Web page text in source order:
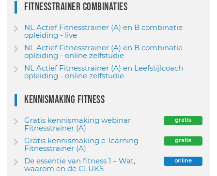
Fitnesstrainer combinaties
NL Actief Fitnesstrainer (A) en B combinatie
opleiding - live
NL Actief Fitnesstrainer (A) en B combinatie
opleiding - online zelfstudie
NL Actief Fitnesstrainer (A) en Leefstijlcoach
opleiding - online zelfstudie
Kennismaking Fitness
gratis
Gratis kennismaking webinar
Fitnesstrainer (A)
gratis
Gratis kennismaking e-learning
Fitnesstrainer (A)
online
De essentie van fitness 1 – Wat,
waarom en de CLUKS